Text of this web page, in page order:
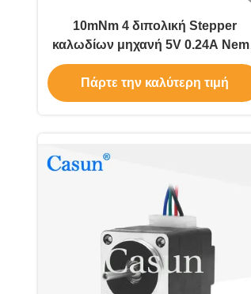
10mNm 4 διπολική Stepper
καλωδίων μηχανή 5V 0.24A Nema
8 μηχανή 20x20x25mm
Πάρτε την καλύτερη τιμή